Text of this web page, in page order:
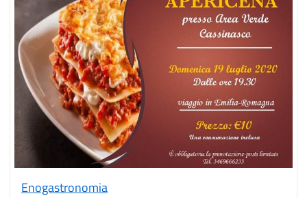
Enogastronomia